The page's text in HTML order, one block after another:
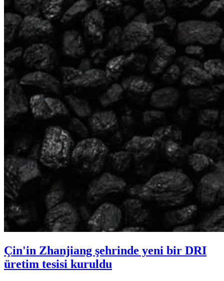
Çin'in Zhanjiang şehrinde yeni bir DRI
üretim tesisi kuruldu